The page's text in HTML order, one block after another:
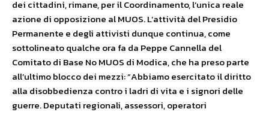
dei cittadini, rimane, per il Coordinamento, l’unica reale
azione di opposizione al MUOS. L’attività del Presidio
Permanente e degli attivisti dunque continua, come
sottolineato qualche ora fa da Peppe Cannella del
Comitato di Base No MUOS di Modica, che ha preso parte
all’ultimo blocco dei mezzi: “Abbiamo esercitato il diritto
alla disobbedienza contro i ladri di vita e i signori delle
guerre. Deputati regionali, assessori, operatori